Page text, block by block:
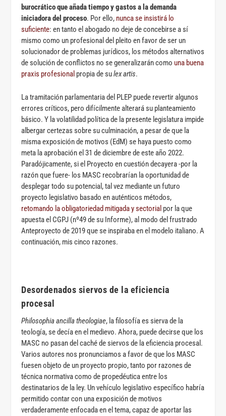
burocrático que añada tiempo y gastos a la demanda
iniciadora del proceso. Por ello, nunca se insistirá lo
suficiente: en tanto el abogado no deje de concebirse a sí
mismo como un profesional del pleito en favor de ser un
solucionador de problemas jurídicos, los métodos alternativos
de solución de conflictos no se generalizarán como una buena
praxis profesional propia de sulex artis.
La tramitación parlamentaria del PLEP puede revertir algunos
errores críticos, pero difícilmente alterará su planteamiento
básico. Y la volatilidad política de la presente legislatura impide
albergar certezas sobre su culminación, a pesar de que la
misma exposición de motivos (EdM) se haya puesto como
meta la aprobación el 31 de diciembre de este año 2022.
Paradójicamente, si el Proyecto en cuestión decayera -por la
razón que fuere- los MASC recobrarían la oportunidad de
desplegar todo su potencial, tal vez mediante un futuro
proyecto legislativo basado en auténticos métodos,
retomando la obligatoriedad mitigada y sectorial por la que
apuesta el CGPJ (nº49 de su Informe), al modo del frustrado
Anteproyecto de 2019 que se inspiraba en el modelo italiano. A
continuación, mis cinco razones.
Desordenados siervos de la eficiencia
procesal
Philosophia ancilla theologiae, la filosofía es sierva de la
teología, se decía en el medievo. Ahora, puede decirse que los
MASC no pasan del caché de siervos de la eficiencia procesal.
Varios autores nos pronunciamos a favor de que los MASC
fuesen objeto de un proyecto propio, tanto por razones de
técnica normativa como de propedéutica entre los
destinatarios de la ley. Un vehículo legislativo específico habría
permitido contar con una exposición de motivos
verdaderamente enfocada en el tema, capaz de aportar las